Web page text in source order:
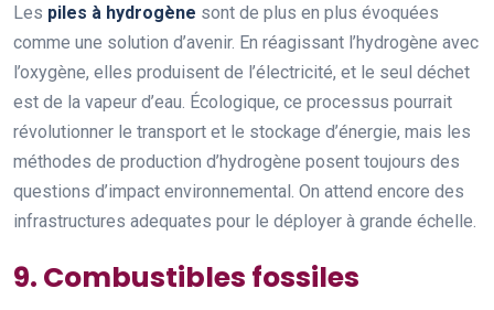
Les piles à hydrogène sont de plus en plus évoquées
comme une solution d’avenir. En réagissant l’hydrogène avec
l’oxygène, elles produisent de l’électricité, et le seul déchet
est de la vapeur d’eau. Écologique, ce processus pourrait
révolutionner le transport et le stockage d’énergie, mais les
méthodes de production d’hydrogène posent toujours des
questions d’impact environnemental. On attend encore des
infrastructures adequates pour le déployer à grande échelle.
9. Combustibles fossiles